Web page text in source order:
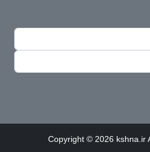
Copyright © 2026 kshna.ir